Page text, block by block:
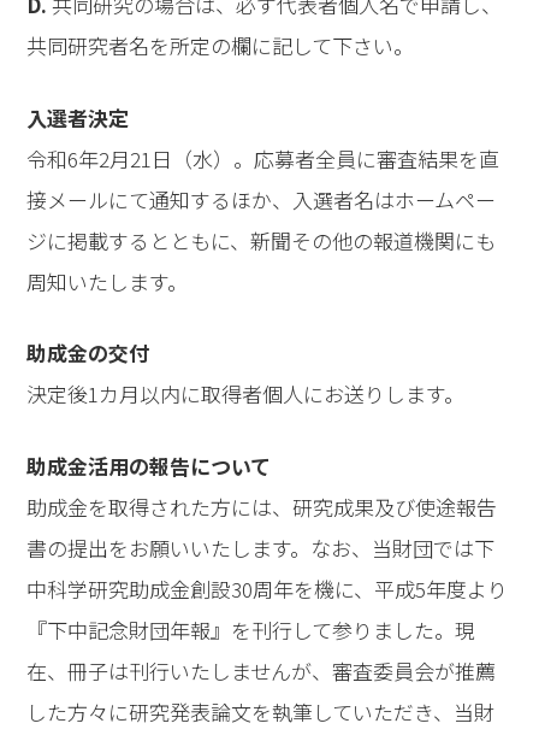
共同研究者名を所定の欄に記して下さい。
入選者決定
令和6年2月21日（水）。応募者全員に審査結果を直
接メールにて通知するほか、入選者名はホームペー
ジに掲載するとともに、新聞その他の報道機関にも
周知いたします。
助成金の交付
決定後1カ月以内に取得者個人にお送りします。
助成金活用の報告について
助成金を取得された方には、研究成果及び使途報告
書の提出をお願いいたします。なお、当財団では下
中科学研究助成金創設30周年を機に、平成5年度より
『下中記念財団年報』を刊行して参りました。現
在、冊子は刊行いたしませんが、審査委員会が推薦
した方々に研究発表論文を執筆していただき、当財